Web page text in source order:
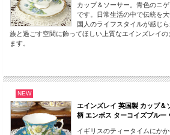
カップ＆ソーサー。青色のニ
です。日常生活の中で伝統を
国人のライフスタイルが感じ
族と過ごす空間に飾ってほしい上質なエインズレイ
ます。
NEW
エインズレイ 英国製 カップ＆
柄 エンボス ターコイズブルー
イギリスのティータイムにか